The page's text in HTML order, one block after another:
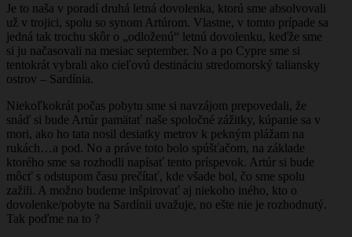
Je to naša v poradí druhá letná dovolenka, ktorú sme absolvovali
už v trojici, spolu so synom Artúrom. Vlastne, v tomto prípade sa
jedná tak trochu skôr o „odloženú“ letnú dovolenku, keďže sme
si ju načasovali na mesiac september. No a po Cypre sme si
tentokrát vybrali ako cieľovú destináciu stredomorský taliansky
ostrov – Sardínia.
Niekoľkokrát počas pobytu sme si navzájom prepovedali, že
snáď si bude Artúr pamätať naše spoločné zážitky, kúpanie sa v
mori, ako ho tata nosil desiatky metrov k pekným plážam na
rukách…a pod. No a práve toto bolo spúšťačom, na základe
ktorého sme sa rozhodli napísať tento príspevok. Artúr si bude
môcť s odstupom času prečítať, kde všade bol, čo sme spolu
zažili. A možno budeme inšpirovať aj niekoho iného, kto o
dovolenke/pobyte na Sardínii uvažuje, no ešte nie je rozhodnutý.
Tak poďme na to ?